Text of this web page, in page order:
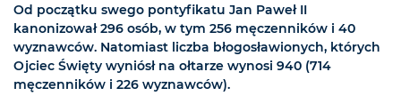
Od początku swego pontyfikatu Jan Paweł II
kanonizował 296 osób, w tym 256 męczenników i 40
wyznawców. Natomiast liczba błogosławionych, których
Ojciec Święty wyniósł na ołtarze wynosi 940 (714
męczenników i 226 wyznawców).